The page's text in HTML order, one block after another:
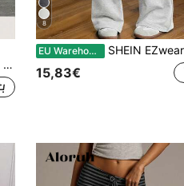
8
EU Warehouse SHEIN EZwear Jogginghose mit Tunnelzug in der Taille und
15,83€